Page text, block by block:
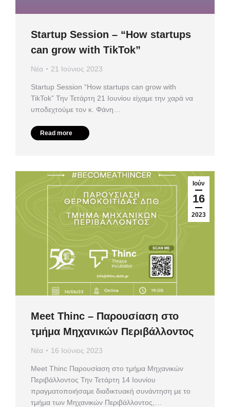
Startup Session – “How startups
can grow with TikTok”
Νέα 21 Ιούνιος 2023
Startup Session “How startups can grow with
TikTok” Την Τετάρτη 21 Ιουνίου είχαμε την χαρά να
υποδεχτούμε τον κ. Φάνη…
Read more
Ιούν
16
2023
Meet Thinc – Παρουσίαση στο
τμήμα Μηχανικών Περιβάλλοντος
Νέα 16 Ιούνιος 2023
Meet Thinc Παρουσίαση στο τμήμα Μηχανικών
Περιβάλλοντος Την Τετάρτη 14 Ιουνίου
πραγματοποιήσαμε διαδικτυακή συνάντηση με το
τμήμα των Μηχανικών Περιβάλλοντος,…